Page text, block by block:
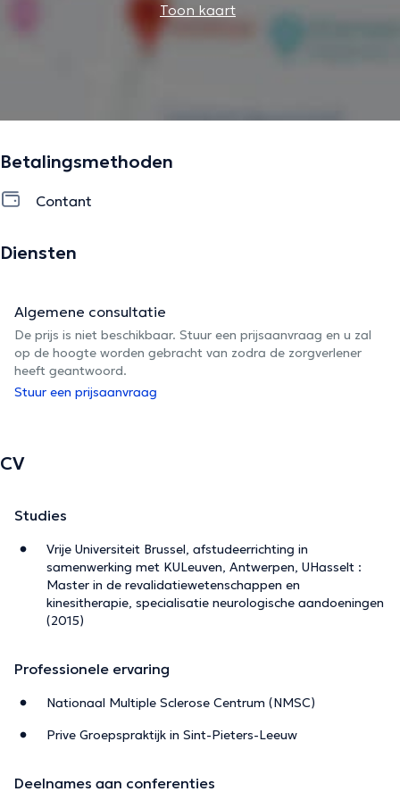
Toon kaart
Betalingsmethoden
Contant
Diensten
Algemene consultatie
De prijs is niet beschikbaar. Stuur een prijsaanvraag en u zal
op de hoogte worden gebracht van zodra de zorgverlener
heeft geantwoord.
Stuur een prijsaanvraag
CV
Studies
Vrije Universiteit Brussel, afstudeerrichting in
samenwerking met KULeuven, Antwerpen, UHasselt :
Master in de revalidatiewetenschappen en
kinesitherapie, specialisatie neurologische aandoeningen
(2015)
Professionele ervaring
Nationaal Multiple Sclerose Centrum (NMSC)
Prive Groepspraktijk in Sint-Pieters-Leeuw
Deelnames aan conferenties